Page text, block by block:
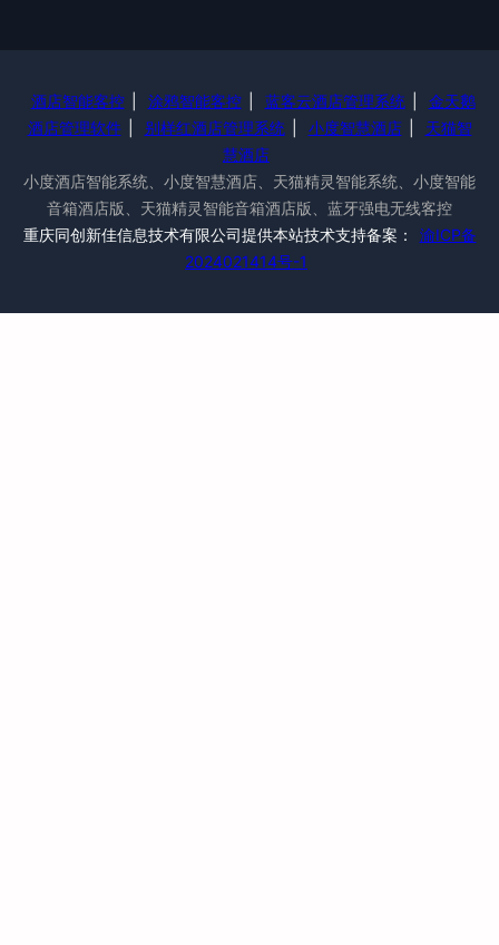
酒店智能客控 涂鸦智能客控 蓝客云酒店管理系统
金天鹅
酒店管理软件
别样红酒店管理系统 小度智慧酒店
天猫智
慧酒店
小度酒店智能系统、小度智慧酒店、天猫精灵智能系统、小度智能
音箱酒店版、天猫精灵智能音箱酒店版、蓝牙强电无线客控
重庆同创新佳信息技术有限公司提供本站技术支持备案：
渝ICP备
2024021414号-1